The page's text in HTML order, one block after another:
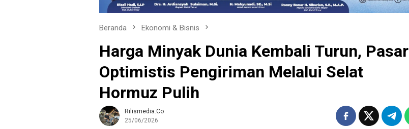
Beranda Ekonomi & Bisnis
Harga Minyak Dunia Kembali Turun, Pasar
Optimistis Pengiriman Melalui Selat
Hormuz Pulih
Rilismedia.co
25/06/2026